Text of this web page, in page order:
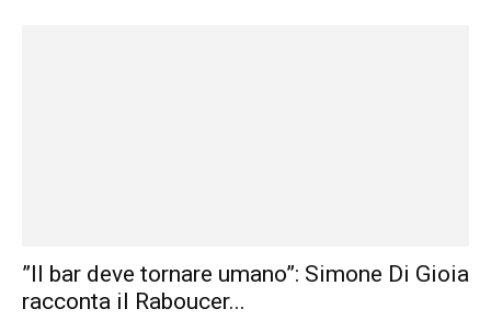
”Il bar deve tornare umano”: Simone Di Gioia
racconta il Raboucer...